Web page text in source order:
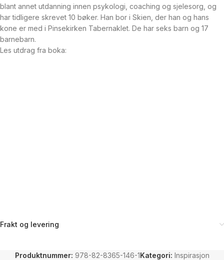
blant annet utdanning innen psykologi, coaching og sjelesorg, og
har tidligere skrevet 10 bøker. Han bor i Skien, der han og hans
kone er med i Pinsekirken Tabernaklet. De har seks barn og 17
barnebarn.
Les utdrag fra boka:
Frakt og levering
Produktnummer: 978-82-8365-146-1Kategori: Inspirasjon